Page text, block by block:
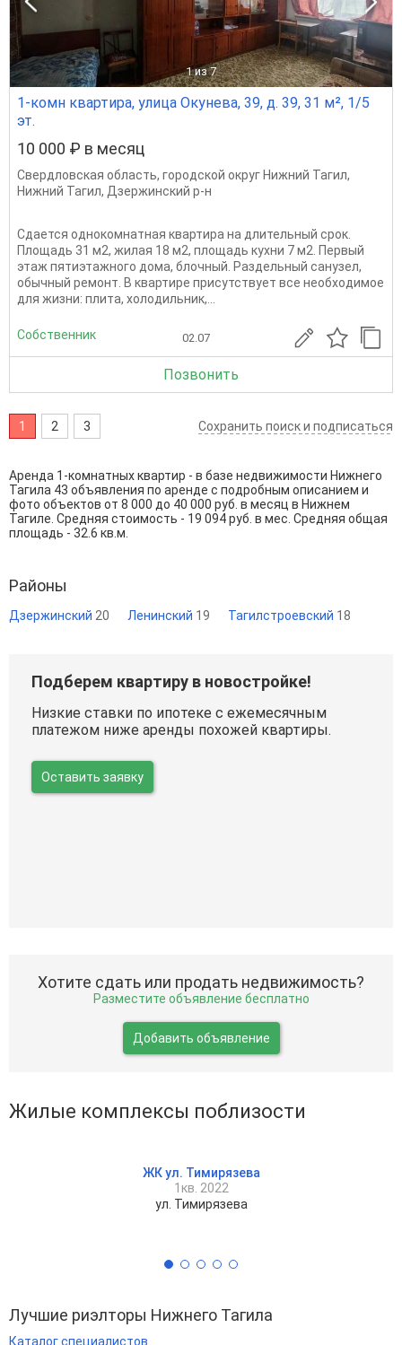
1 из 7
1-комн квартира, улица Окунева, 39, д. 39, 31 м², 1/5
эт.
10 000 ₽ в месяц
Свердловская область, городской округ Нижний Тагил,
Нижний Тагил, Дзержинский р-н
Сдается однокомнатная квартира на длительный срок.
Площадь 31 м2, жилая 18 м2, площадь кухни 7 м2. Первый
этаж пятиэтажного дома, блочный. Раздельный санузел,
обычный ремонт. В квартире присутствует все необходимое
для жизни: плита, холодильник,...
Собственник 02.07
Позвонить
1 2 3 Сохранить поиск и подписаться
Аренда 1-комнатных квартир - в базе недвижимости Нижнего
Тагила 43 объявления по аренде с подробным описанием и
фото объектов от 8 000 до 40 000 руб. в месяц в Нижнем
Тагиле. Средняя стоимость - 19 094 руб. в мес. Средняя общая
площадь - 32.6 кв.м.
Районы
Дзержинский 20 Ленинский 19 Тагилстроевский 18
Подберем квартиру в новостройке!
Низкие ставки по ипотеке с ежемесячным
платежом ниже аренды похожей квартиры.
Оставить заявку
Хотите сдать или продать недвижимость?
Разместите объявление бесплатно
Добавить объявление
Жилые комплексы поблизости
ЖК ул. Тимирязева
1кв. 2022
ул. Тимирязева
Лучшие риэлторы Нижнего Тагила
Каталог специалистов